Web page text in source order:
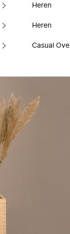
Heren
Heren
Casual